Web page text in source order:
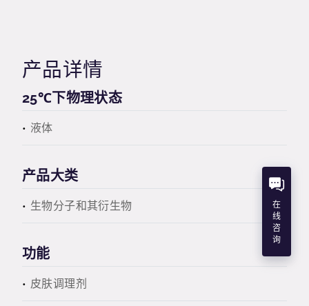
产品详情
25℃下物理状态
液体
产品大类
生物分子和其衍生物
功能
皮肤调理剂
在
线
咨
询